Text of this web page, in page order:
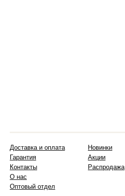
Доставка и оплата
Гарантия
Контакты
О нас
Оптовый отдел
Новинки
Акции
Распродажа